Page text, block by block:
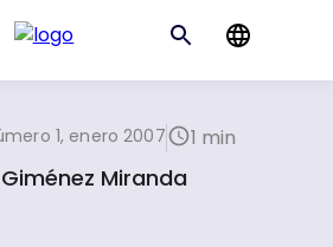
1, enero 2007
1 min
Miranda